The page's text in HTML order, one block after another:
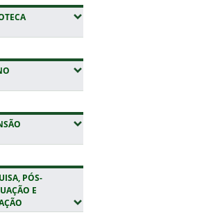
(EXPANDIR SUBMENUS)
(EXPANDIR SUBMENUS)
(EXPANDIR SUBMENUS)
PÓS-
E
(EXPANDIR SUBMENUS)